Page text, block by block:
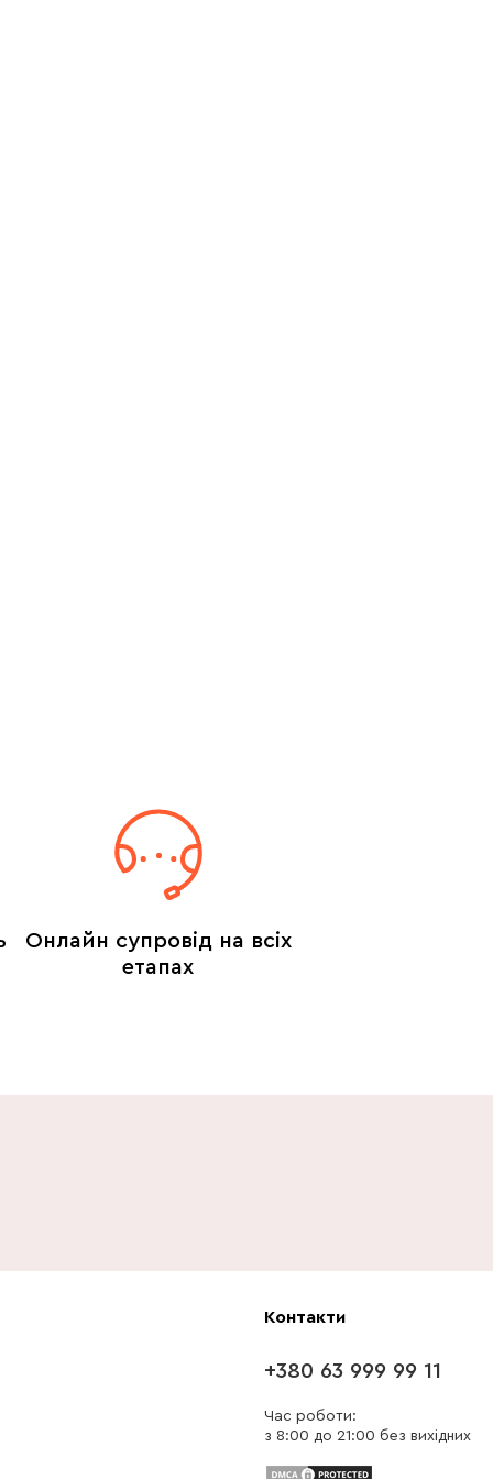
Онлайн супровід на всіх
етапах
Контакти
+380 63 999 99 11
Час роботи:
з 8:00 до 21:00 без вихідних